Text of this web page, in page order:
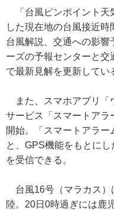
「台風ピンポイント天
した現在地の台風接近
台風解説、交通への影響
ーズの予報センターと交
で最新見解を更新してい
また、スマホアプリ「
サービス「スマートアラ
開始。「スマートアラー
と、GPS機能をもとに
を受信できる。
台風16号（マラカス）
陸。20日0時過ぎには鹿